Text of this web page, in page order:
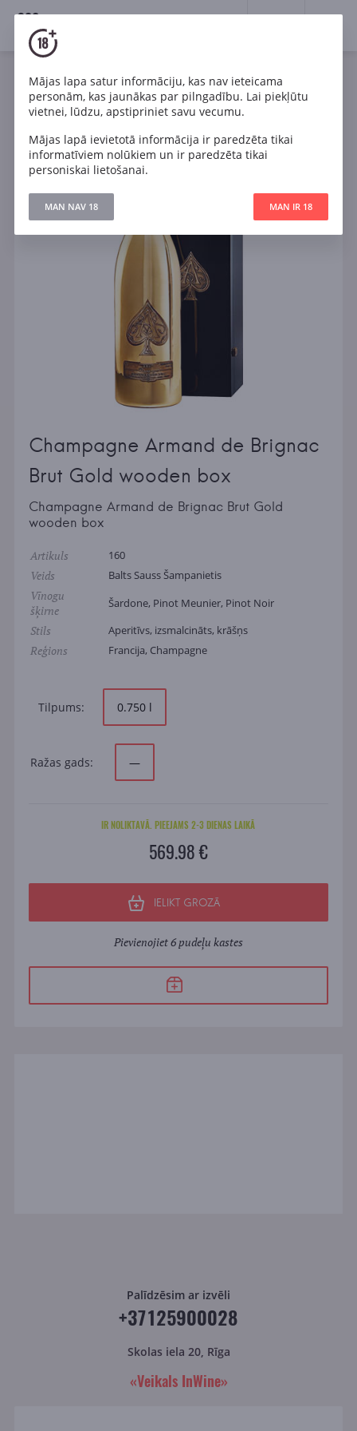
18+
Dzirkstošais Balts Sauss
Francija
Champagne Armand de Brignac Brut Gold wooden box
Champagne Armand de Brignac
Brut Gold wooden box
Champagne Armand de Brignac Brut Gold
wooden box
Artikuls 160
Veids Balts Sauss Šampanietis
Vīnogu
šķirne
Šardone, Pinot Meunier, Pinot Noir
Stils Aperitīvs, izsmalcināts, krāšņs
Reģions Francija, Champagne
Tilpums: 0.750 l
Ražas gads: —
IR NOLIKTAVĀ. PIEEJAMS 2-3 DIENAS LAIKĀ
569.98 €
IELIKT GROZĀ
Pievienojiet 6 pudeļu kastes
Palīdzēsim ar izvēli
+37125900028
Skolas iela 20, Rīga
«Veikals InWine»
Mājas lapa satur informāciju, kas nav ieteicama
personām, kas jaunākas par pilngadību. Lai piekļūtu
vietnei, lūdzu, apstipriniet savu vecumu.
Mājas lapā ievietotā informācija ir paredzēta tikai
informatīviem nolūkiem un ir paredzēta tikai
personiskai lietošanai.
MAN NAV 18 MAN IR 18